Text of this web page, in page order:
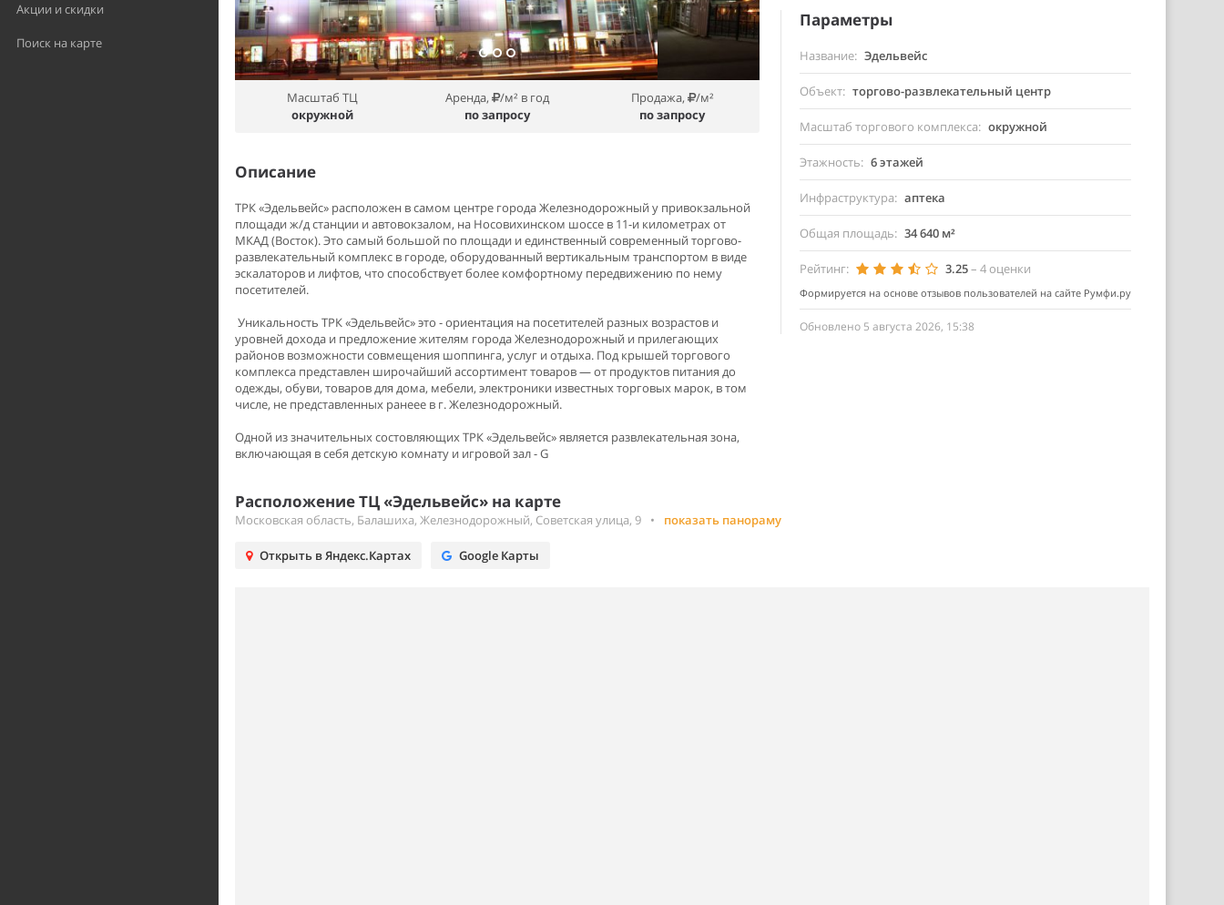
Акции и скидки
Поиск на карте
Масштаб ТЦ
окружной
Аренда,
/м² в год
по запросу
Продажа,
/м²
по запросу
Описание
ТРК «Эдельвейс» расположен в самом центре города Железнодорожный у привокзальной
площади ж/д станции и автовокзалом, на Носовихинском шоссе в 11-и километрах от
МКАД (Восток). Это самый большой по площади и единственный современный торгово-
развлекательный комплекс в городе, оборудованный вертикальным транспортом в виде
эскалаторов и лифтов, что способствует более комфортному передвижению по нему
посетителей.
Уникальность ТРК «Эдельвейс» это - ориентация на посетителей разных возрастов и
уровней дохода и предложение жителям города Железнодорожный и прилегающих
районов возможности совмещения шоппинга, услуг и отдыха. Под крышей торгового
комплекса представлен широчайший ассортимент товаров — от продуктов питания до
одежды, обуви, товаров для дома, мебели, электроники известных торговых марок, в том
числе, не представленных ранеее в г. Железнодорожный.
Одной из значительных состовляющих ТРК «Эдельвейс» является развлекательная зона,
включающая в себя детскую комнату и игровой зал - G
Параметры
Название Эдельвейс
Объект торгово-развлекательный центр
Масштаб торгового комплекса окружной
Этажность 6 этажей
Инфраструктура аптека
Общая площадь 34 640 м²
Рейтинг 3.25– 4оценки
Формируется на основе отзывов пользователей на сайте Румфи.ру
Обновлено 5 августа 2026, 15:38
Расположение ТЦ «Эдельвейс» на карте
Московская область, Балашиха, Железнодорожный, Советская улица, 9 • показать панораму
Открыть в Яндекс.Картах Google Карты